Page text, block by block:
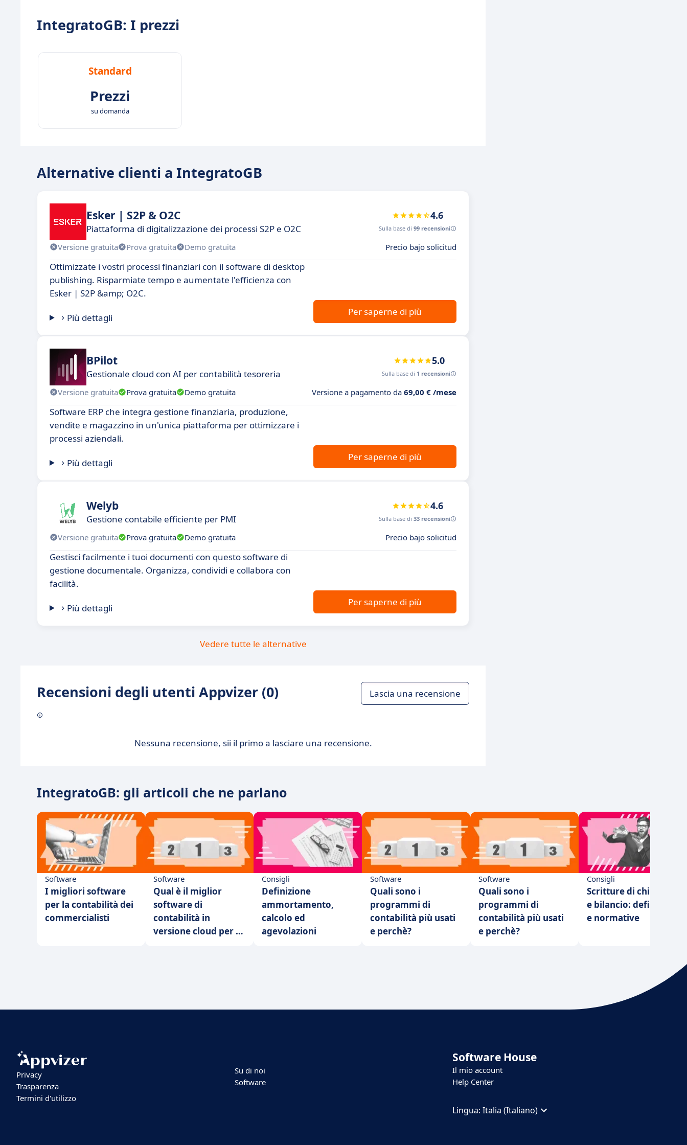
IntegratoGB: I prezzi
Standard
Prezzi
su domanda
Alternative clienti a IntegratoGB
Esker | S2P & O2C
Piattaforma di digitalizzazione dei processi S2P e O2C
4.6
Sulla base di 99 recensioni
Versione gratuita Prova gratuita Demo gratuita Precio bajo solicitud
Ottimizzate i vostri processi finanziari con il software di desktop
publishing. Risparmiate tempo e aumentate l'efficienza con
Esker | S2P &amp; O2C.
Più dettagli
Per saperne di più
BPilot
Gestionale cloud con AI per contabilità tesoreria
5.0
Sulla base di 1 recensioni
Versione gratuita Prova gratuita Demo gratuita Versione a pagamento da 69,00 € /mese
Software ERP che integra gestione finanziaria, produzione,
vendite e magazzino in un'unica piattaforma per ottimizzare i
processi aziendali.
Più dettagli
Per saperne di più
Welyb
Gestione contabile efficiente per PMI
4.6
Sulla base di 33 recensioni
Versione gratuita Prova gratuita Demo gratuita Precio bajo solicitud
Gestisci facilmente i tuoi documenti con questo software di
gestione documentale. Organizza, condividi e collabora con
facilità.
Più dettagli
Per saperne di più
Vedere tutte le alternative
Recensioni degli utenti Appvizer (0) Lascia una recensione
Nessuna recensione, sii il primo a lasciare una recensione.
IntegratoGB: gli articoli che ne parlano
Software
I migliori software
per la contabilità dei
commercialisti
Software
Qual è il miglior
software di
contabilità in
versione cloud per la
Consigli
Definizione
ammortamento,
calcolo ed
agevolazioni
Software
Quali sono i
programmi di
contabilità più usati
e perchè?
Software
Quali sono i
programmi di
contabilità più usati
e perchè?
Consigli
Scritture di chiusura
e bilancio: definizioni
e normative
Privacy
Trasparenza
Termini d'utilizzo
Su di noi
Software
Software House
Il mio account
Help Center
Lingua:Italia (Italiano)